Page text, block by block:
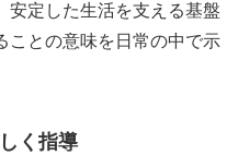
安定した生活を支える基盤
ことの意味を日常の中で示
く指導